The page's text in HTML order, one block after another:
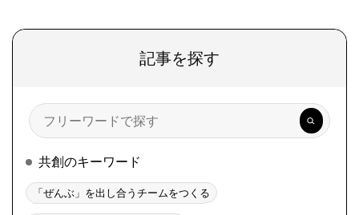
記事を探す
検
索
共創のキーワード
「ぜんぶ」を出し合うチームをつくる